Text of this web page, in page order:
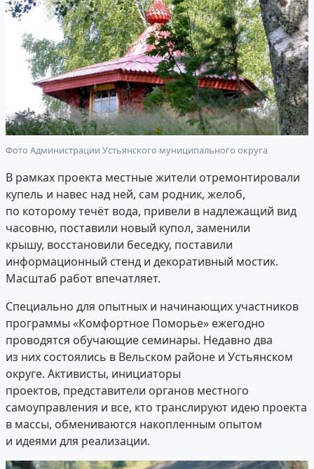
Фото Администрации Устьянского муниципального округа
В рамках проекта местные жители отремонтировали
купель и навес над ней, сам родник, желоб,
по которому течёт вода, привели в надлежащий вид
часовню, поставили новый купол, заменили
крышу, восстановили беседку, поставили
информационный стенд и декоративный мостик.
Масштаб работ впечатляет.
Специально для опытных и начинающих участников
программы «Комфортное Поморье» ежегодно
проводятся обучающие семинары. Недавно два
из них состоялись в Вельском районе и Устьянском
округе. Активисты, инициаторы
проектов, представители органов местного
самоуправления и все, кто транслируют идею проекта
в массы, обмениваются накопленным опытом
и идеями для реализации.